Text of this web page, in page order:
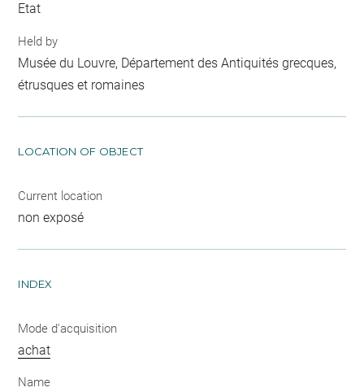
Etat
Held by
Musée du Louvre, Département des Antiquités grecques,
étrusques et romaines
LOCATION OF OBJECT
Current location
non exposé
INDEX
Mode d'acquisition
achat
Name